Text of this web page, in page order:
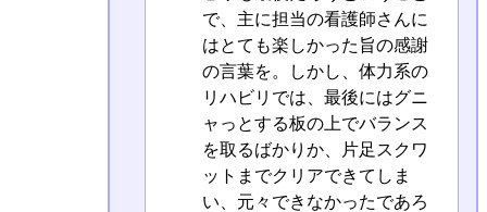
で、主に担当の看護師さんに
はとても楽しかった旨の感謝
の言葉を。しかし、体力系の
リハビリでは、最後にはグニ
ャっとする板の上でバランス
を取るばかりか、片足スクワ
ットまでクリアできてしま
い、元々できなかったであろ